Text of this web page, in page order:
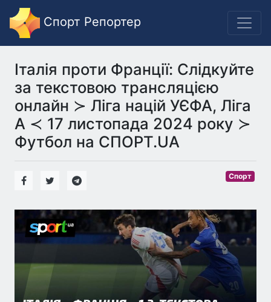
Спорт Репортер
Італія проти Франції: Слідкуйте
за текстовою трансляцією
онлайн ≻ Ліга націй УЄФА, Ліга
A ≺ 17 листопада 2024 року ≻
Футбол на СПОРТ.UA
Спорт